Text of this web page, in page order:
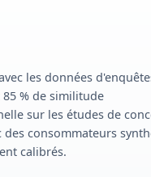
les données
% de similitude
sur les études de
des consommateurs
calibrés.